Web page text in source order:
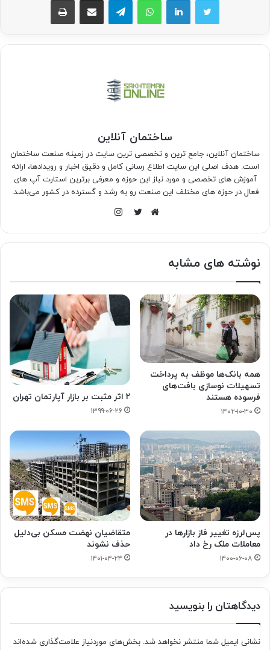
ساختمان آنلاین
ساختمان آنلاین، جامع ترین و تخصصی ترین سایت در زمینه صنعت ساختمان
است. هدف اصلی این سایت اطلاع رسانی کامل و دقیق اخبار و رویدادها، ارائه
آموزش های تخصصی و مورد نیاز این حوزه و معرفی برترین استارت آپ های
فعال در حوزه های مختلف این صنعت رو به رشد و گسترده در کشور می‌باشد.
نوشته های مشابه
همه بانک‌ها موظف به پرداخت
تسهیلات نوسازی بافت‌های
فرسوده هستند
۱۴۰۲-۱۰-۳۰
۲ اثر مثبت بر بازار آپارتمان تهران
۱۳۹۹-۰۶-۲۶
پس‌لرزه تغییر فاز بازارها در
معاملات ملک رخ داد
۱۴۰۰-۰۶-۰۸
متقاضیان نهضت مسکن بی‌دلیل
حذف نشوند
۱۴۰۱-۰۴-۲۴
دیدگاهتان را بنویسید
نشانی ایمیل شما منتشر نخواهد شد. بخش‌های موردنیاز علامت‌گذاری شده‌اند